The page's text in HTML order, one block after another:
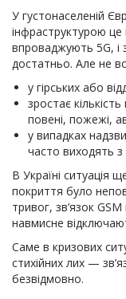
У густонаселеній
інфраструктурою
впроваджують 5G, і
достатньо. Але не
у гірських або
зростає
повені, пожежі,
у випадках
часто виходять
В Україні ситуація
покриття було
тривог, зв’язок
навмисне
Саме в кризових
стихійних лих —
безвідмовно.